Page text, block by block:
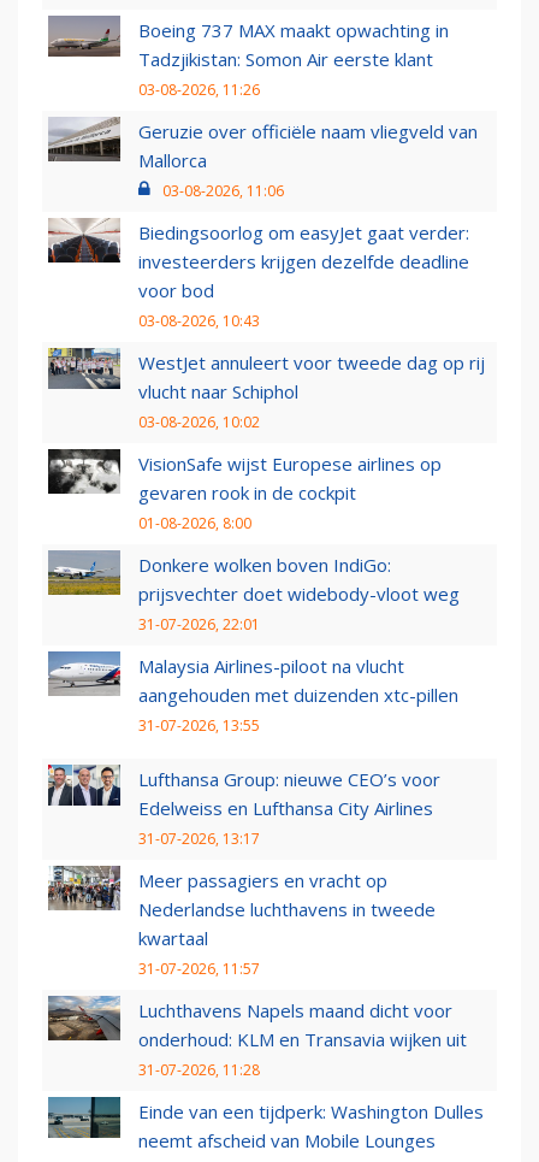
Boeing 737 MAX maakt opwachting in
Tadzjikistan: Somon Air eerste klant
03-08-2026, 11:26
Geruzie over officiële naam vliegveld van
Mallorca
03-08-2026, 11:06
Biedingsoorlog om easyJet gaat verder:
investeerders krijgen dezelfde deadline
voor bod
03-08-2026, 10:43
WestJet annuleert voor tweede dag op rij
vlucht naar Schiphol
03-08-2026, 10:02
VisionSafe wijst Europese airlines op
gevaren rook in de cockpit
01-08-2026, 8:00
Donkere wolken boven IndiGo:
prijsvechter doet widebody-vloot weg
31-07-2026, 22:01
Malaysia Airlines-piloot na vlucht
aangehouden met duizenden xtc-pillen
31-07-2026, 13:55
Lufthansa Group: nieuwe CEO’s voor
Edelweiss en Lufthansa City Airlines
31-07-2026, 13:17
Meer passagiers en vracht op
Nederlandse luchthavens in tweede
kwartaal
31-07-2026, 11:57
Luchthavens Napels maand dicht voor
onderhoud: KLM en Transavia wijken uit
31-07-2026, 11:28
Einde van een tijdperk: Washington Dulles
neemt afscheid van Mobile Lounges